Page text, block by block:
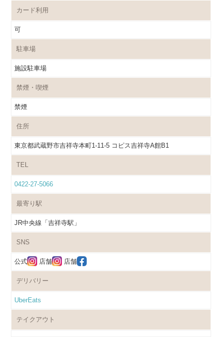
カード利用
可
駐車場
施設駐車場
禁煙・喫煙
禁煙
住所
東京都武蔵野市吉祥寺本町1-11-5 コピス吉祥寺A館B1
TEL
0422-27-5066
最寄り駅
JR中央線「吉祥寺駅」
SNS
公式 店舗 店舗
デリバリー
UberEats
テイクアウト